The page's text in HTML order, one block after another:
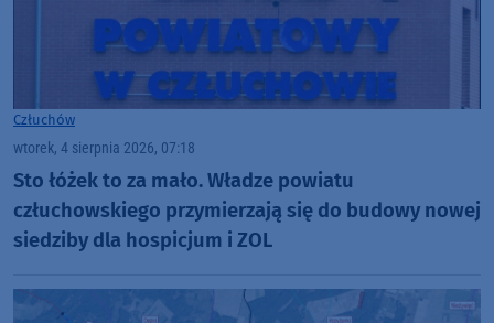
Człuchów
wtorek, 4 sierpnia 2026, 07:18
Sto łóżek to za mało. Władze powiatu
człuchowskiego przymierzają się do budowy nowej
siedziby dla hospicjum i ZOL